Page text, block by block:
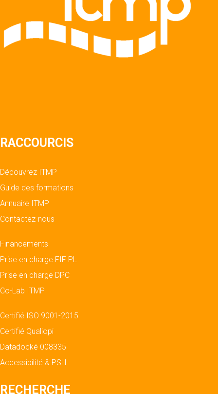
RACCOURCIS
Découvrez ITMP
Guide des formations
Annuaire ITMP
Contactez-nous
Financements
Prise en charge FIF PL
Prise en charge DPC
Co-Lab ITMP
Certifié ISO 9001-2015
Certifié Qualiopi
Datadocké 008335
Accessibilité & PSH
RECHERCHE